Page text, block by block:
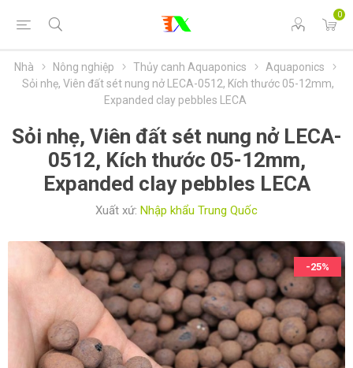
0
Nhà Nông nghiệp Thủy canh Aquaponics
Aquaponics
Sỏi nhẹ, Viên đất sét nung nở LECA-0512, Kích thước 05-12mm,
Expanded clay pebbles LECA
Sỏi nhẹ, Viên đất sét nung nở LECA-
0512, Kích thước 05-12mm,
Expanded clay pebbles LECA
Xuất xứ: Nhập khẩu Trung Quốc
-25%